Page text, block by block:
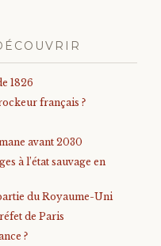
1826
français ?
avant 2030
à l’état sauvage en
du Royaume-Uni
de Paris
?